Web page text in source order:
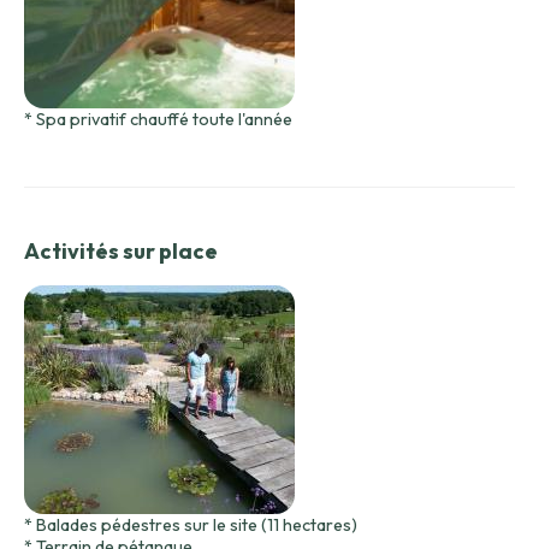
* Spa privatif chauffé toute l'année
Activités sur place
* Balades pédestres sur le site (11 hectares)